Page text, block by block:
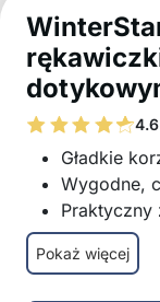
Gładkie
Wygodne,
Praktyczny
zakładania
Rozmiar 1
obwód
Pokaż więcej